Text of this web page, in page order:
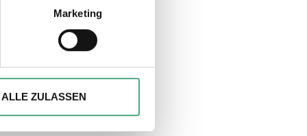
Präferenzen imAbschnitt
anbieten zu können und
Verwendung unserer
Marketing
ALLE ZULASSEN